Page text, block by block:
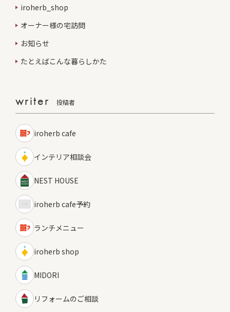
iroherb_shop
オーナー様の宅訪問
お知らせ
たとえばこんな暮らしかた
writer 投稿者
iroherb cafe
インテリア相談会
NEST HOUSE
iroherb cafe予約
ランチメニュー
iroherb shop
MIDORI
リフォームのご相談